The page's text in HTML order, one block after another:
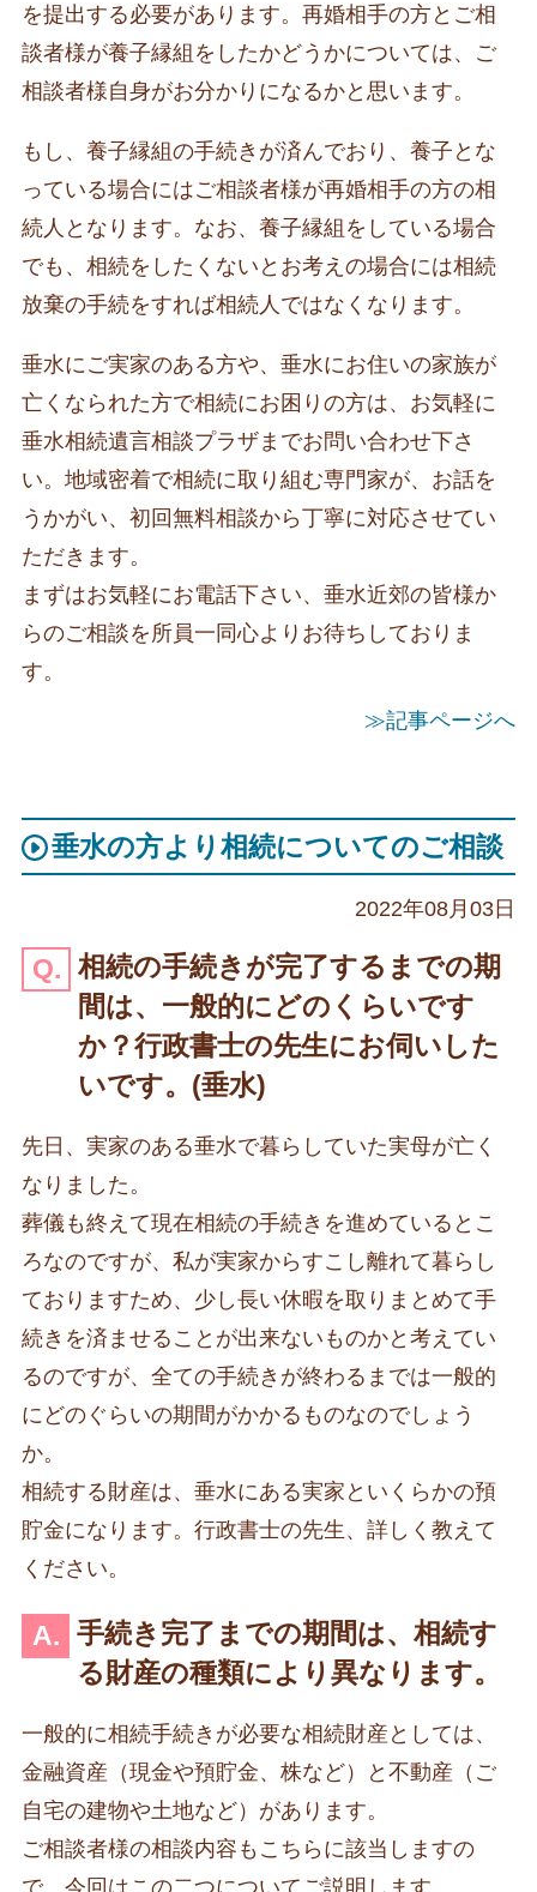
を提出する必要があります。再婚相手の方とご相
談者様が養子縁組をしたかどうかについては、ご
相談者様自身がお分かりになるかと思います。
もし、養子縁組の手続きが済んでおり、養子とな
っている場合にはご相談者様が再婚相手の方の相
続人となります。なお、養子縁組をしている場合
でも、相続をしたくないとお考えの場合には相続
放棄の手続をすれば相続人ではなくなります。
垂水にご実家のある方や、垂水にお住いの家族が
亡くなられた方で相続にお困りの方は、お気軽に
垂水相続遺言相談プラザまでお問い合わせ下さ
い。地域密着で相続に取り組む専門家が、お話を
うかがい、初回無料相談から丁寧に対応させてい
ただきます。
まずはお気軽にお電話下さい、垂水近郊の皆様か
らのご相談を所員一同心よりお待ちしておりま
す。
≫記事ページへ
垂水の方より相続についてのご相談
2022年08月03日
相続の手続きが完了するまでの期
間は、一般的にどのくらいです
か？行政書士の先生にお伺いした
いです。(垂水)
先日、実家のある垂水で暮らしていた実母が亡く
なりました。
葬儀も終えて現在相続の手続きを進めているとこ
ろなのですが、私が実家からすこし離れて暮らし
ておりますため、少し長い休暇を取りまとめて手
続きを済ませることが出来ないものかと考えてい
るのですが、全ての手続きが終わるまでは一般的
にどのぐらいの期間がかかるものなのでしょう
か。
相続する財産は、垂水にある実家といくらかの預
貯金になります。行政書士の先生、詳しく教えて
ください。
手続き完了までの期間は、相続す
る財産の種類により異なります。
一般的に相続手続きが必要な相続財産としては、
金融資産（現金や預貯金、株など）と不動産（ご
自宅の建物や土地など）があります。
ご相談者様の相談内容もこちらに該当しますの